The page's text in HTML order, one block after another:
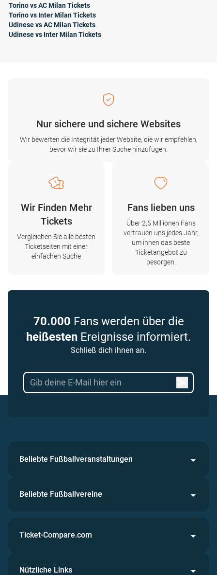
Torino vs AC Milan Tickets
Torino vs Inter Milan Tickets
Udinese vs AC Milan Tickets
Udinese vs Inter Milan Tickets
Nur sichere und sichere Websites
Wir bewerten die Integrität jeder Website, die wir empfehlen,
bevor wir sie zu Ihrer Suche hinzufügen.
Wir Finden Mehr
Tickets
Vergleichen Sie alle besten
Ticketseiten mit einer
einfachen Suche
Fans lieben uns
Über 2,5 Millionen Fans
vertrauen uns jedes Jahr,
um ihnen das beste
Ticketangebot zu
besorgen.
70.000 Fans werden über die
heißesten Ereignisse informiert.
Schließ dich ihnen an.
Beliebte Fußballveranstaltungen
Beliebte Fußballvereine
Ticket-Compare.com
Nützliche Links